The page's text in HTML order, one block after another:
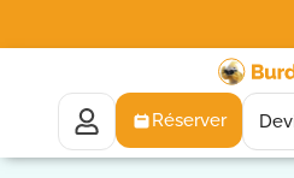
Réserver